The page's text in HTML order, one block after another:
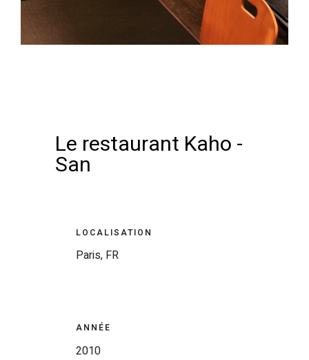
Le restaurant Kaho -
San
LOCALISATION
Paris, FR
ANNÉE
2010